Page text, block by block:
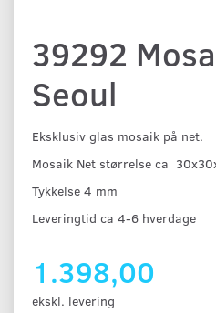
39292
Seoul
Eksklusiv glas mosaik på net.
Mosaik Net størrelse ca
Tykkelse 4 mm
Leveringtid ca 4-6 hverdage
1.398,00
ekskl. levering